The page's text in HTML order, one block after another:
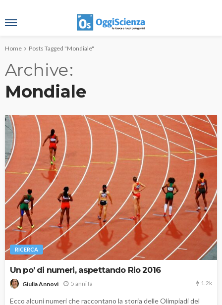
Home Posts Tagged "Mondiale"
Archive
Mondiale
RICERCA
Un po’ di numeri, aspettando Rio 2016
Giulia Annovi 5 anni fa 1.2k
Ecco alcuni numeri che raccontano la storia delle Olimpiadi del